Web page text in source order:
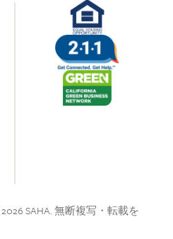
SAHA.無断複写・転載を